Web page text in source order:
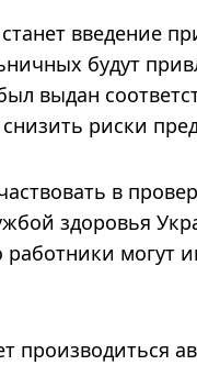
введение
будут
выдан
риски
в
здоровья
могут
производиться